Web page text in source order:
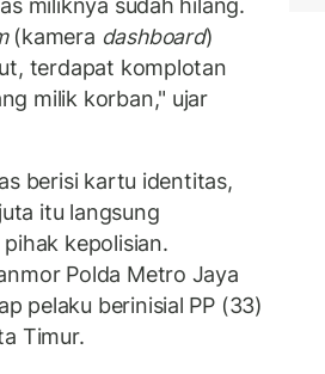
(kamera dashboard)
terdapat komplotan
milik korban," ujar
berisi kartu identitas,
itu langsung
kepolisian.
Polda Metro Jaya
pelaku berinisial PP (33)
Timur.